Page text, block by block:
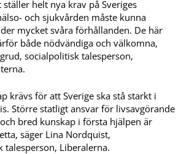
helt nya krav på Sveriges
och sjukvården måste kunna
mycket svåra förhållanden. De här
både nödvändiga och välkomna,
socialpolitisk talesperson,
krävs för att Sverige ska stå starkt i
Större statligt ansvar för livsavgörande
bred kunskap i första hjälpen är
säger Lina Nordquist,
talesperson, Liberalerna.